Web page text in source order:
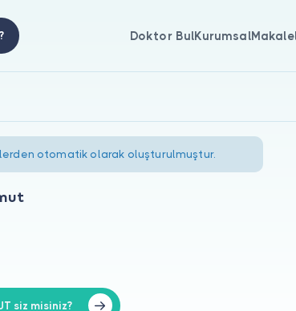
Doktor BulKurumsal
otomatik olarak oluşturulmuştur.
siz misiniz?